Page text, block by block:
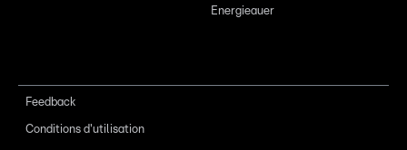
Energieauer
Feedback
Conditions d'utilisation